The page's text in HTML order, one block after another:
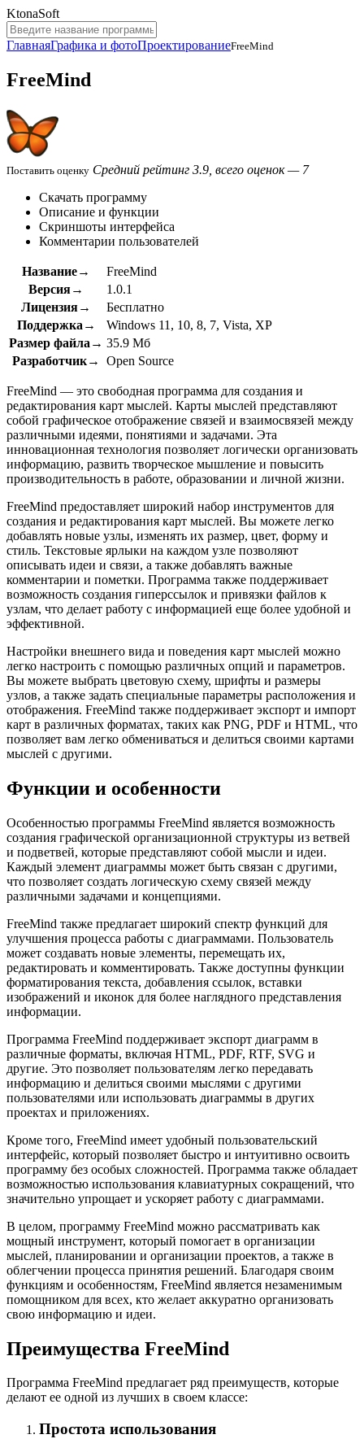
KtonaSoft
ГлавнаяГрафика и фотоПроектированиеFreeMind
FreeMind
Поставить оценку Средний рейтинг 3.9, всего оценок — 7
Скачать программу
Описание и функции
Скриншоты интерфейса
Комментарии пользователей
Название→
FreeMind
Версия→
1.0.1
Лицензия→
Бесплатно
Поддержка→
Windows 11, 10, 8, 7, Vista, XP
Размер файла→ 35.9 Мб
Разработчик→
Open Source
FreeMind — это свободная программа для создания и
редактирования карт мыслей. Карты мыслей представляют
собой графическое отображение связей и взаимосвязей между
различными идеями, понятиями и задачами. Эта
инновационная технология позволяет логически организовать
информацию, развить творческое мышление и повысить
производительность в работе, образовании и личной жизни.
FreeMind предоставляет широкий набор инструментов для
создания и редактирования карт мыслей. Вы можете легко
добавлять новые узлы, изменять их размер, цвет, форму и
стиль. Текстовые ярлыки на каждом узле позволяют
описывать идеи и связи, а также добавлять важные
комментарии и пометки. Программа также поддерживает
возможность создания гиперссылок и привязки файлов к
узлам, что делает работу с информацией еще более удобной и
эффективной.
Настройки внешнего вида и поведения карт мыслей можно
легко настроить с помощью различных опций и параметров.
Вы можете выбрать цветовую схему, шрифты и размеры
узлов, а также задать специальные параметры расположения и
отображения. FreeMind также поддерживает экспорт и импорт
карт в различных форматах, таких как PNG, PDF и HTML, что
позволяет вам легко обмениваться и делиться своими картами
мыслей с другими.
Функции и особенности
Особенностью программы FreeMind является возможность
создания графической организационной структуры из ветвей
и подветвей, которые представляют собой мысли и идеи.
Каждый элемент диаграммы может быть связан с другими,
что позволяет создать логическую схему связей между
различными задачами и концепциями.
FreeMind также предлагает широкий спектр функций для
улучшения процесса работы с диаграммами. Пользователь
может создавать новые элементы, перемещать их,
редактировать и комментировать. Также доступны функции
форматирования текста, добавления ссылок, вставки
изображений и иконок для более наглядного представления
информации.
Программа FreeMind поддерживает экспорт диаграмм в
различные форматы, включая HTML, PDF, RTF, SVG и
другие. Это позволяет пользователям легко передавать
информацию и делиться своими мыслями с другими
пользователями или использовать диаграммы в других
проектах и приложениях.
Кроме того, FreeMind имеет удобный пользовательский
интерфейс, который позволяет быстро и интуитивно освоить
программу без особых сложностей. Программа также обладает
возможностью использования клавиатурных сокращений, что
значительно упрощает и ускоряет работу с диаграммами.
В целом, программу FreeMind можно рассматривать как
мощный инструмент, который помогает в организации
мыслей, планировании и организации проектов, а также в
облегчении процесса принятия решений. Благодаря своим
функциям и особенностям, FreeMind является незаменимым
помощником для всех, кто желает аккуратно организовать
свою информацию и идеи.
Преимущества FreeMind
Программа FreeMind предлагает ряд преимуществ, которые
делают ее одной из лучших в своем классе:
Простота использования